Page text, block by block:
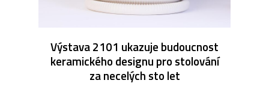
Výstava 2101 ukazuje budoucnost
keramického designu pro stolování
za necelých sto let